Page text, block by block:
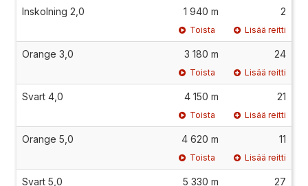
Inskolning 2,0 1 940 m 2
Toista Lisää reitti
Orange 3,0 3 180 m 24
Toista Lisää reitti
Svart 4,0 4 150 m 21
Toista Lisää reitti
Orange 5,0 4 620 m 11
Toista Lisää reitti
Svart 5,0 5 330 m 27